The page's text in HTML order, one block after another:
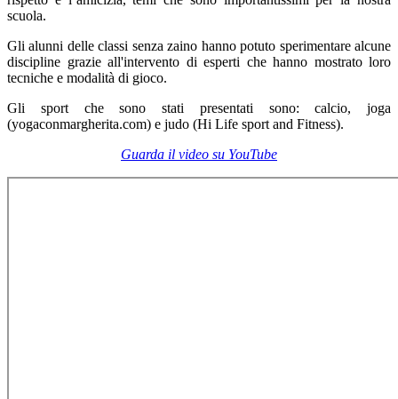
scuola.
Gli alunni delle classi senza zaino hanno potuto sperimentare alcune
discipline grazie all'intervento di esperti che hanno mostrato loro
tecniche e modalità di gioco.
Gli sport che sono stati presentati sono: calcio, joga
(yogaconmargherita.com) e judo (Hi Life sport and Fitness).
Guarda il video su YouTube